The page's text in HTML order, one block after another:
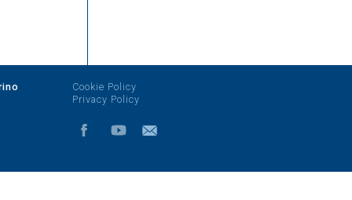
Cookie Policy
Privacy Policy